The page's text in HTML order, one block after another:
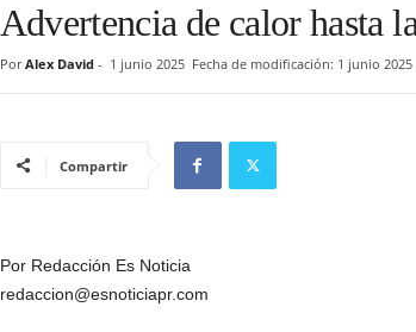
Advertencia de calor hasta
Por Alex David- 1 junio 2025 Fecha de modificación: 1 junio 2025
Compartir
Por Redacción Es Noticia
redaccion@esnoticiapr.com